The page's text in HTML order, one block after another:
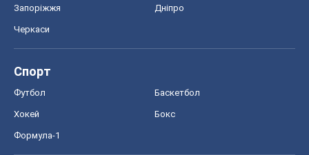
Запоріжжя Дніпро
Черкаси
Спорт
Футбол Баскетбол
Хокей Бокс
Формула-1